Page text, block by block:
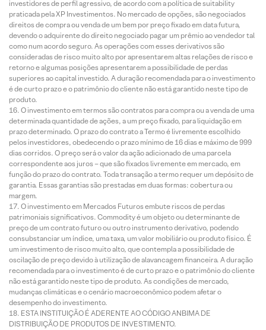
investidores de perfil agressivo, de acordo com a política de suitability
praticada pela XP Investimentos. No mercado de opções, são negociados
direitos de compra ou venda de um bem por preço fixado em data futura,
devendo o adquirente do direito negociado pagar um prêmio ao vendedor tal
como num acordo seguro. As operações com esses derivativos são
consideradas de risco muito alto por apresentarem altas relações de risco e
retorno e algumas posições apresentarem a possibilidade de perdas
superiores ao capital investido. A duração recomendada para o investimento
é de curto prazo e o patrimônio do cliente não está garantido neste tipo de
produto.
O investimento em termos são contratos para compra ou a venda de uma
determinada quantidade de ações, a um preço fixado, para liquidação em
prazo determinado. O prazo do contrato a Termo é livremente escolhido
pelos investidores, obedecendo o prazo mínimo de 16 dias e máximo de 999
dias corridos. O preço será o valor da ação adicionado de uma parcela
correspondente aos juros – que são fixados livremente em mercado, em
função do prazo do contrato. Toda transação a termo requer um depósito de
garantia. Essas garantias são prestadas em duas formas: cobertura ou
margem.
O investimento em Mercados Futuros embute riscos de perdas
patrimoniais significativos. Commodity é um objeto ou determinante de
preço de um contrato futuro ou outro instrumento derivativo, podendo
consubstanciar um índice, uma taxa, um valor mobiliário ou produto físico. É
um investimento de risco muito alto, que contempla a possibilidade de
oscilação de preço devido à utilização de alavancagem financeira. A duração
recomendada para o investimento é de curto prazo e o patrimônio do cliente
não está garantido neste tipo de produto. As condições de mercado,
mudanças climáticas e o cenário macroeconômico podem afetar o
desempenho do investimento.
ESTA INSTITUIÇÃO É ADERENTE AO CÓDIGO ANBIMA DE
DISTRIBUIÇÃO DE PRODUTOS DE INVESTIMENTO.